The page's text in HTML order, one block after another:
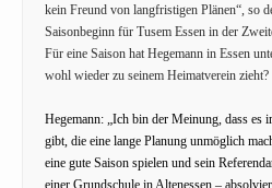
kein Freund von langfristigen Plänen“, so
Saisonbeginn für Tusem Essen in der
Für eine Saison hat Hegemann in Essen
wohl wieder zu seinem Heimatverein zieht?
Hegemann: „Ich bin der Meinung, dass es
gibt, die eine lange Planung unmöglich
eine gute Saison spielen und sein
einer Grundschule in Altenessen –